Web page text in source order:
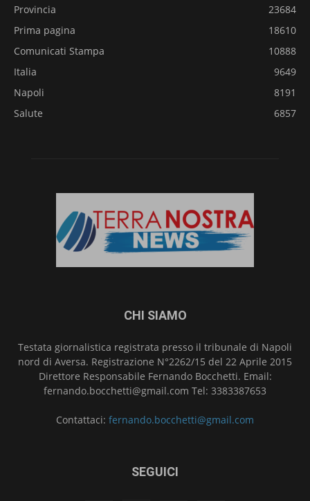
Provincia
23684
Prima pagina
18610
Comunicati Stampa
10888
Italia
9649
Napoli
8191
Salute
6857
CHI SIAMO
Testata giornalistica registrata presso il tribunale di Napoli
nord di Aversa. Registrazione N°2262/15 del 22 Aprile 2015
Direttore Responsabile Fernando Bocchetti. Email:
fernando.bocchetti@gmail.com Tel: 3383387653
Contattaci: fernando.bocchetti@gmail.com
SEGUICI